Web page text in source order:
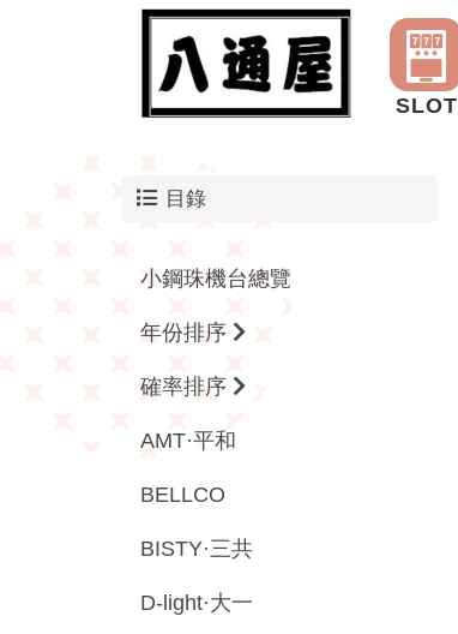
SLOT
目錄
小鋼珠機台總覽
年份排序
確率排序
AMT·平和
BELLCO
BISTY·三共
D-light·大一